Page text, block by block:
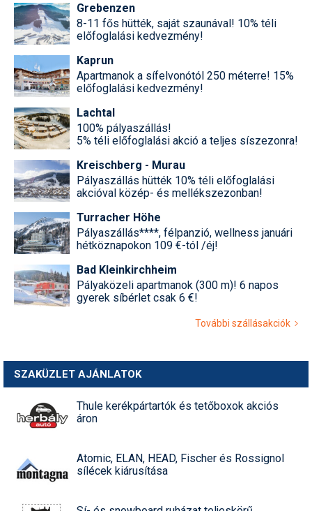
Grebenzen
8-11 fős hütték, saját szaunával! 10% téli
előfoglalási kedvezmény!
Kaprun
Apartmanok a sífelvonótól 250 méterre! 15%
előfoglalási kedvezmény!
Lachtal
100% pályaszállás!
5% téli előfoglalási akció a teljes síszezonra!
Kreischberg - Murau
Pályaszállás hütték 10% téli előfoglalási
akcióval közép- és mellékszezonban!
Turracher Höhe
Pályaszállás****, félpanzió, wellness januári
hétköznapokon 109 €-tól /éj!
Bad Kleinkirchheim
Pályaközeli apartmanok (300 m)! 6 napos
gyerek síbérlet csak 6 €!
További szállásakciók
SZAKÜZLET AJÁNLATOK
Thule kerékpártartók és tetőboxok akciós
áron
Atomic, ELAN, HEAD, Fischer és Rossignol
sílécek kiárusítása